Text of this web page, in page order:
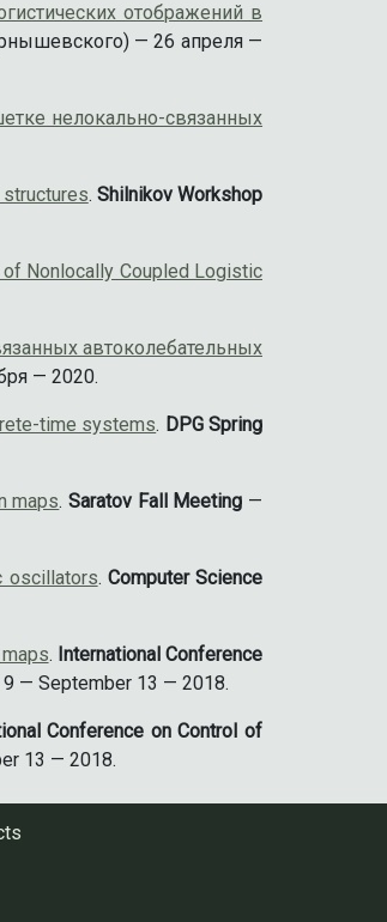
отображений в
— 26 апреля —
нелокально-связанных
. Shilnikov Workshop
Nonlocally Coupled Logistic
автоколебательных
— 2020.
time systems. DPG Spring
maps.Saratov Fall Meeting —
oscillators. Computer Science
. International Conference
9 — September 13 — 2018.
Conference on Control of
13 — 2018.